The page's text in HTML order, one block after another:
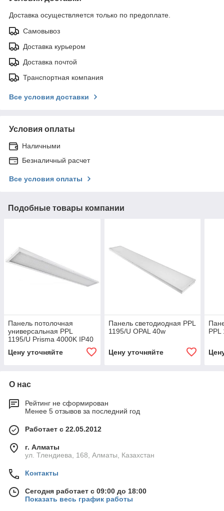
Доставка осуществляется только по предоплате.
Самовывоз
Доставка курьером
Доставка почтой
Транспортная компания
Все условия доставки
Условия оплаты
Наличными
Безналичный расчет
Все условия оплаты
Подобные товары компании
Панель потолочная
универсальная PPL
1195/U Prisma 4000K IP40
Цену уточняйте
Панель светодиодная PPL
1195/U OPAL 40w
Цену уточняйте
PPL
О нас
Рейтинг не сформирован
Менее 5 отзывов за последний год
Работает с 22.05.2012
г. Алматы
ул. Тлендиева, 168, Алматы, Казахстан
Контакты
Сегодня работает с 09:00 до 18:00
Показать весь график работы